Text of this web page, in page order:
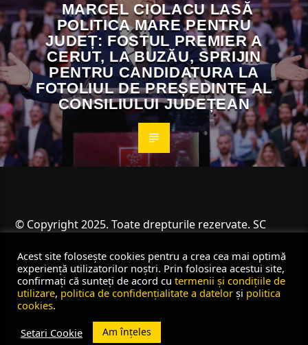
MARCEL CIOLACU LASĂ
POLITICA MARE PENTRU
JUDEȚ: FOSTUL PREMIER A
CERUT, LA BUZĂU, SPRIJIN
PENTRU CANDIDATURA LA
FOTOLIUL DE PREȘEDINTE AL
CONSILIULUI JUDEȚEAN
© Copyright 2025. Toate drepturile rezervate. SC
Acest site folosește cookies pentru a crea cea mai optimă
experiență utilizatorilor noștri. Prin folosirea acestui site,
confirmați că sunteți de acord cu termenii și condițiile de
utilizare, politica de confidențialitate a datelor și politica
cookies.
Setari Cookie
Am înțeles